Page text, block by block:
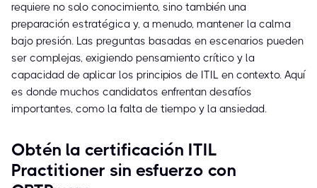
requiere no solo conocimiento, sino también una
preparación estratégica y, a menudo, mantener la calma
bajo presión. Las preguntas basadas en escenarios pueden
ser complejas, exigiendo pensamiento crítico y la
capacidad de aplicar los principios de ITIL en contexto. Aquí
es donde muchos candidatos enfrentan desafíos
importantes, como la falta de tiempo y la ansiedad.
Obtén la certificación ITIL
Practitioner sin esfuerzo con